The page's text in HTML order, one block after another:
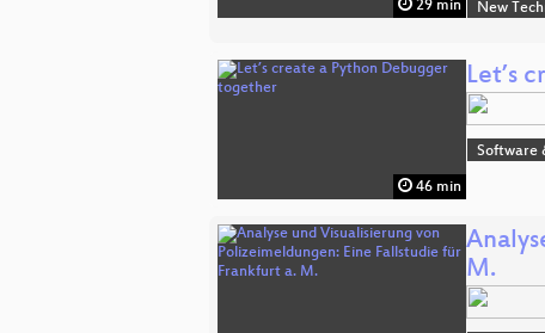
29 min New
46 min
Let’s
Software
M.